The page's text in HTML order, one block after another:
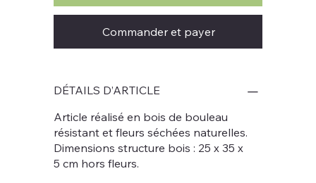
Commander et payer
DÉTAILS D’ARTICLE
Article réalisé en bois de bouleau
résistant et fleurs séchées naturelles.
Dimensions structure bois : 25 x 35 x
5 cm hors fleurs.